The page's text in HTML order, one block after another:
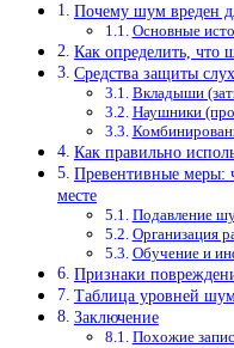
Почему шум вреден
Основные
Как определить, что
Средства защиты
Вкладыши
Наушники
Как правильно
Превентивные меры:
месте
Подавление
Организация
Обучение и
Признаки
Таблица уровней
Заключение
Похожие